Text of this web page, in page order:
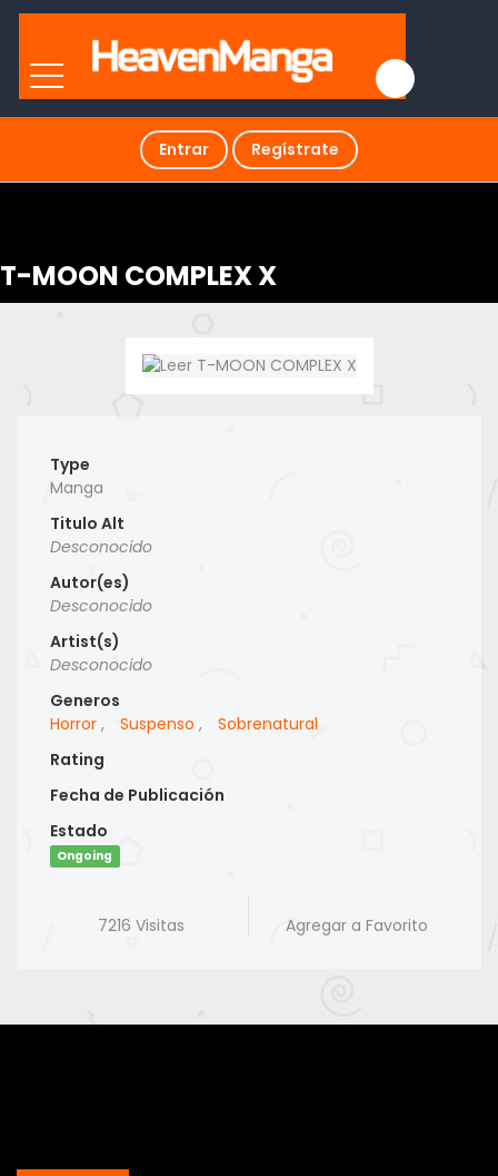
Entrar Regístrate
T-MOON COMPLEX X
Type
Manga
Titulo Alt
Desconocido
Autor(es)
Desconocido
Artist(s)
Desconocido
Generos
Horror , Suspenso ,
Sobrenatural
Rating
Fecha de Publicación
Estado
Ongoing
7216 Visitas Agregar a Favorito